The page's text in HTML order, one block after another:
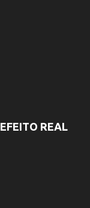
EFEITO REAL